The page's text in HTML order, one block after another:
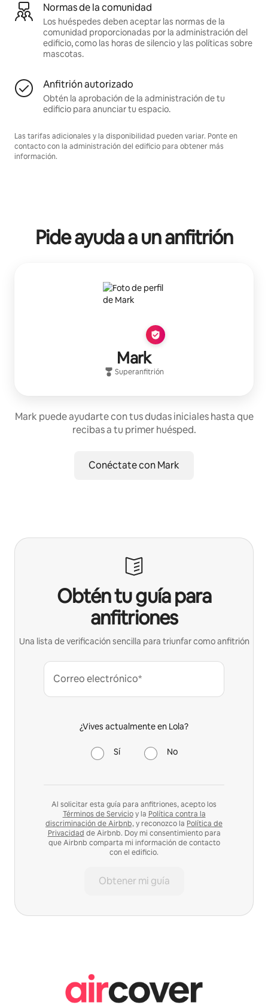
Normas de la comunidad
Los huéspedes deben aceptar las normas de la
comunidad proporcionadas por la administración del
edificio, como las horas de silencio y las políticas sobre
mascotas.
Anfitrión autorizado
Obtén la aprobación de la administración de tu
edificio para anunciar tu espacio.
Las tarifas adicionales y la disponibilidad pueden variar. Ponte en
contacto con la administración del edificio para obtener más
información.
Pide ayuda a un anfitrión
Mark
Superanfitrión
Mark puede ayudarte con tus dudas iniciales hasta que
recibas a tu primer huésped.
Conéctate con Mark
Obtén tu guía para
anfitriones
Una lista de verificación sencilla para triunfar como anfitrión
Correo electrónico*
¿Vives actualmente en Lola?
Sí No
Al solicitar esta guía para anfitriones, acepto los
Términos de Servicioy la Política contra la
discriminación de Airbnb,y reconozco la Política de
Privacidad de Airbnb. Doy mi consentimiento para
que Airbnb comparta mi información de contacto
con el edificio.
Obtener mi guía